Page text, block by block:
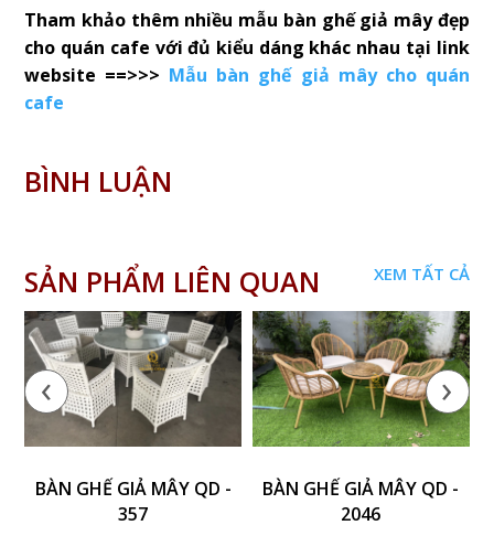
Tham khảo thêm nhiều mẫu bàn ghế giả mây đẹp
cho quán cafe với đủ kiểu dáng khác nhau tại link
website ==>>> Mẫu bàn ghế giả mây cho quán
cafe
BÌNH LUẬN
SẢN PHẨM LIÊN QUAN XEM TẤT CẢ
BÀN GHẾ GIẢ MÂY QD -
357
BÀN GHẾ GIẢ MÂY QD -
2046
‹ ›